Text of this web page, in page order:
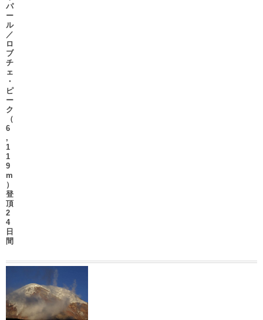
パ
ー
ル
／
ロ
ブ
チ
ェ
・
ピ
ー
ク
（
6
,
1
1
9
m
）
登
頂
2
4
日
間